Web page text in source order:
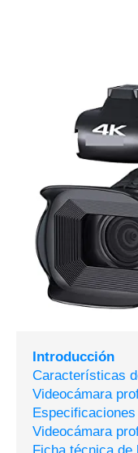
Introducción
Características
Videocámara
Videocámara